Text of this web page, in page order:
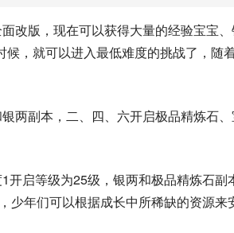
改版，现在可以获得大量的经验宝宝
，就可以进入最低难度的挑战了，随
两副本，二、四、六开启极品精炼石
开启等级为25级，银两和极品精炼石
年们可以根据成长中所稀缺的资源来